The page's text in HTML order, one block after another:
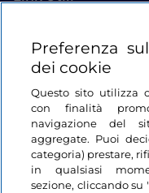
Login
Restiamo in contatto
Preferenza
dei cookie
Questo sito utilizza
con finalità
navigazione del
aggregate. Puoi
categoria) prestare,
in qualsiasi
sezione, cliccando su